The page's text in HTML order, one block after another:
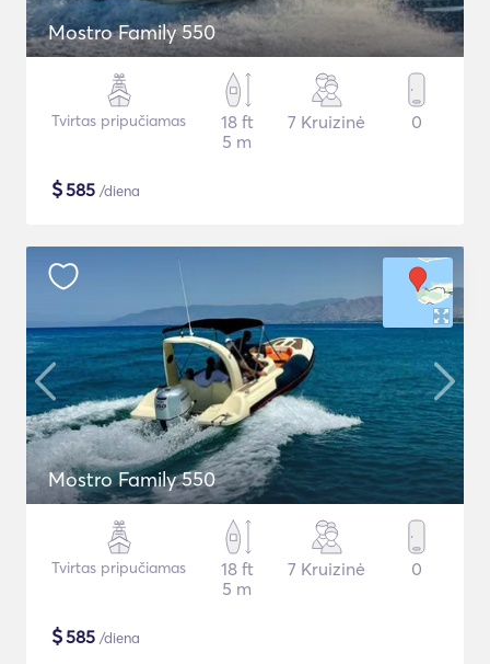
Mostro Family 550
Tvirtas pripučiamas
18 ft
5 m
7 Kruizinė 0
$585 /diena
Mostro Family 550
Tvirtas pripučiamas
18 ft
5 m
7 Kruizinė 0
$585 /diena